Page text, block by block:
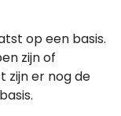
op een basis.
zijn of
zijn er nog de